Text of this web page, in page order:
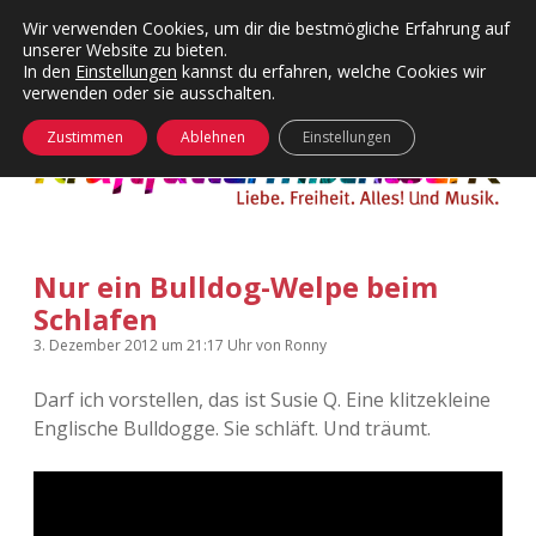
Kategorien
Menü
24 Hours Chilling
Die Wende
KFMW-Disco
kfmw.stuff
Kopfkinomusik
KFMW-Disco
Dates
Contact
Adventskalender
Adventskalender 2010
facebook
instagram
rss soundcloud
vimeoBluesky
öffnen
Nur ein Bulldog-Welpe beim
Schlafen
3. Dezember 2012 um 21:17 Uhrvon Ronny
Darf ich vorstellen, das ist Susie Q. Eine klitzekleine
Englische Bulldogge. Sie schläft. Und träumt.
Wir verwenden Cookies, um dir die bestmögliche Erfahrung auf
unserer Website zu bieten.
In den Einstellungen kannst du erfahren, welche Cookies wir
verwenden oder sie ausschalten.
Zustimmen Ablehnen Einstellungen